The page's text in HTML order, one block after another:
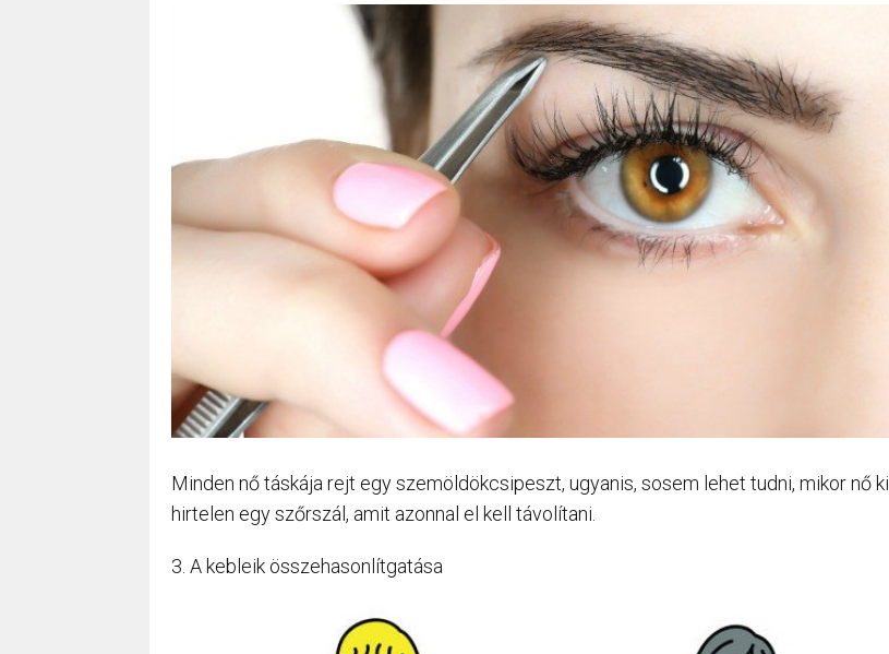
Minden nő táskája rejt egy szemöldökcsipeszt, ugyanis, sosem lehet tudni, mikor nő ki
hirtelen egy szőrszál, amit azonnal el kell távolítani.
3. A kebleik összehasonlítgatása